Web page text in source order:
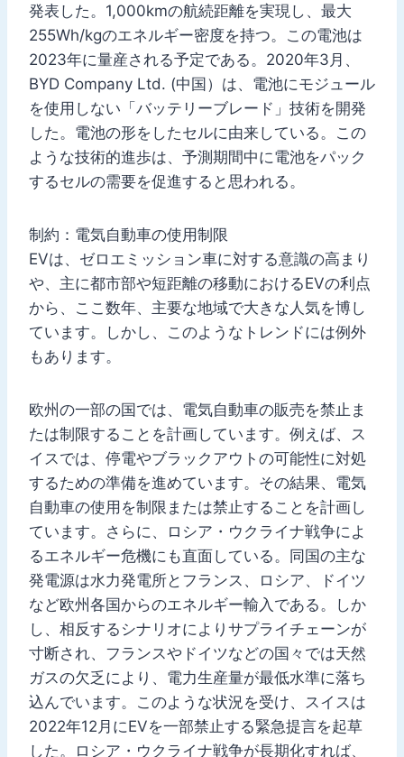
発表した。1,000kmの航続距離を実現し、最大
255Wh/kgのエネルギー密度を持つ。この電池は
2023年に量産される予定である。2020年3月、
BYD Company Ltd. (中国）は、電池にモジュール
を使用しない「バッテリーブレード」技術を開発
した。電池の形をしたセルに由来している。この
ような技術的進歩は、予測期間中に電池をパック
するセルの需要を促進すると思われる。
制約：電気自動車の使用制限
EVは、ゼロエミッション車に対する意識の高まり
や、主に都市部や短距離の移動におけるEVの利点
から、ここ数年、主要な地域で大きな人気を博し
ています。しかし、このようなトレンドには例外
もあります。
欧州の一部の国では、電気自動車の販売を禁止ま
たは制限することを計画しています。例えば、ス
イスでは、停電やブラックアウトの可能性に対処
するための準備を進めています。その結果、電気
自動車の使用を制限または禁止することを計画し
ています。さらに、ロシア・ウクライナ戦争によ
るエネルギー危機にも直面している。同国の主な
発電源は水力発電所とフランス、ロシア、ドイツ
など欧州各国からのエネルギー輸入である。しか
し、相反するシナリオによりサプライチェーンが
寸断され、フランスやドイツなどの国々では天然
ガスの欠乏により、電力生産量が最低水準に落ち
込んでいます。このような状況を受け、スイスは
2022年12月にEVを一部禁止する緊急提言を起草
した。ロシア・ウクライナ戦争が長期化すれば、